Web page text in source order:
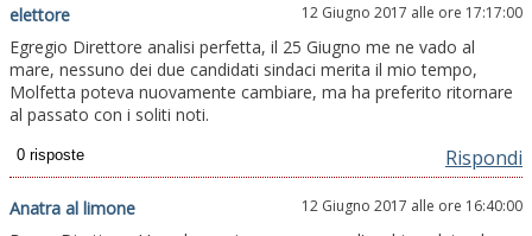
elettore 12 Giugno 2017 alle ore 17:17:00
Egregio Direttore analisi perfetta, il 25 Giugno me ne vado al
mare, nessuno dei due candidati sindaci merita il mio tempo,
Molfetta poteva nuovamente cambiare, ma ha preferito ritornare
al passato con i soliti noti.
Rispondi
Anatra al limone 12 Giugno 2017 alle ore 16:40:00